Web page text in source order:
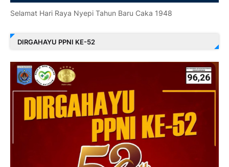
Selamat Hari Raya Nyepi Tahun Baru Caka 1948
DIRGAHAYU PPNI KE-52